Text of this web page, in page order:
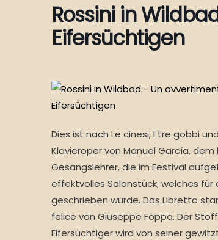
Rossini in
Eifersüchtigen
Dies ist nach Le cinesi, I tre gobbi
Klavieroper von Manuel García,
Gesangslehrer, die im Festival
effektvolles Salonstück, welches
geschrieben wurde. Das Libretto
felice von Giuseppe Foppa. Der
Eifersüchtiger wird von seiner